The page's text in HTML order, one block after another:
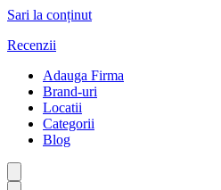
Sari la conținut
Recenzii
Adauga Firma
Brand-uri
Locatii
Categorii
Blog